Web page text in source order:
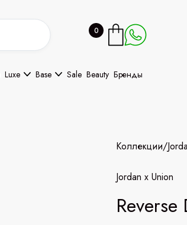
0
Luxe Base Sale Beauty Бренды
Коллекции/
Jordan x Union